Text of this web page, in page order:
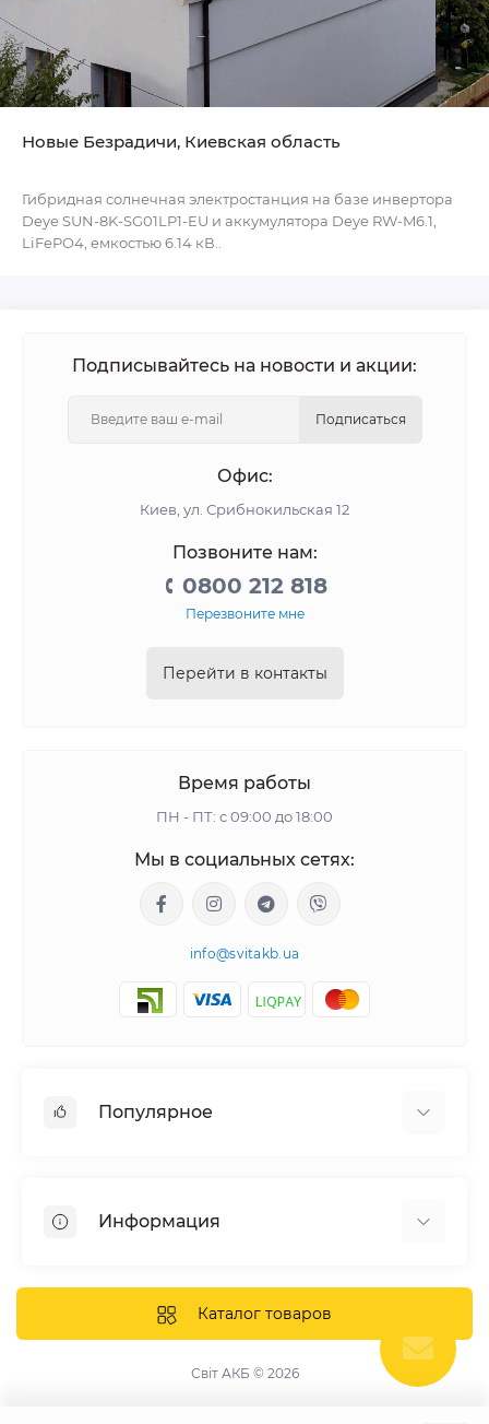
Новые Безрадичи, Киевская область
Гибридная солнечная электростанция на базе инвертора
Deye SUN-8K-SG01LP1-EU и аккумулятора Deye RW-M6.1,
LiFePO4, емкостью 6.14 кВ..
Подписывайтесь на новости и акции:
Подписаться
Офис:
Киев, ул. Срибнокильская 12
Позвоните нам:
0800 212 818
Перезвоните мне
Перейти в контакты
Время работы
ПН - ПТ: с 09:00 до 18:00
Мы в социальных сетях:
info@svitakb.ua
Популярное
Системы хранения энергии
Инверторы
Аккумуляторы
Информация
Доставка и оплата
Каталог товаров
Світ АКБ © 2026